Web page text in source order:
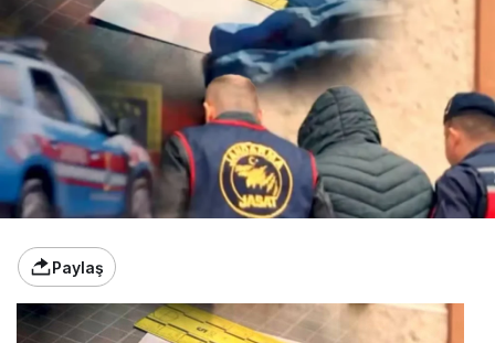
Paylaş